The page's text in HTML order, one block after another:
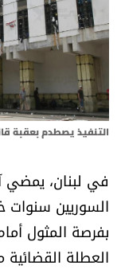
متفرقات
نداء القرّاء
خاص الموقع
تحت المجهر
آراء
التنفيذ يصطدم بعقبة
في لبنان، يمضي
السوريين
بفرصة المثول
العطلة